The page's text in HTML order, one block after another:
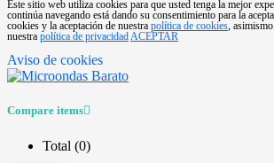
Este sitio web utiliza cookies para que usted tenga la mejor
continúa navegando está dando su consentimiento para la
cookies y la aceptación de nuestra política de cookies,
nuestra política de privacidadACEPTAR
Aviso de cookies
Compare items
Total (0)